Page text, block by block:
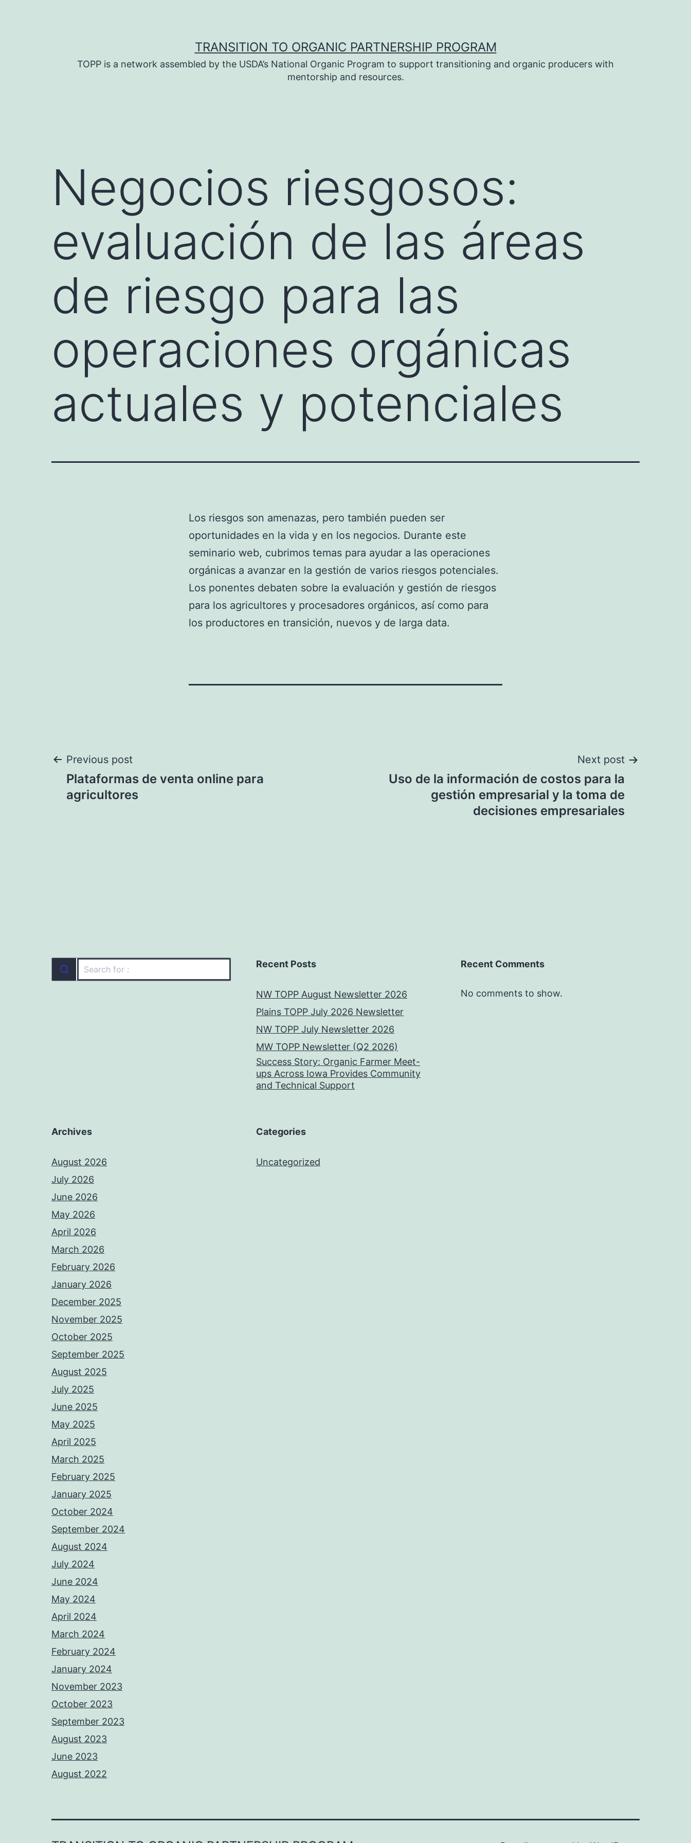
TRANSITION TO ORGANIC PARTNERSHIP PROGRAM
TOPP is a network assembled by the USDA’s National Organic Program to support transitioning and organic producers with
mentorship and resources.
Negocios riesgosos:
evaluación de las áreas
de riesgo para las
operaciones orgánicas
actuales y potenciales
Los riesgos son amenazas, pero también pueden ser
oportunidades en la vida y en los negocios. Durante este
seminario web, cubrimos temas para ayudar a las operaciones
orgánicas a avanzar en la gestión de varios riesgos potenciales.
Los ponentes debaten sobre la evaluación y gestión de riesgos
para los agricultores y procesadores orgánicos, así como para
los productores en transición, nuevos y de larga data.
Post
navigation
Previous post
Plataformas de venta online para
agricultores
Next post
Uso de la información de costos para la
gestión empresarial y la toma de
decisiones empresariales
Recent Posts
NW TOPP August Newsletter 2026
Plains TOPP July 2026 Newsletter
NW TOPP July Newsletter 2026
MW TOPP Newsletter (Q2 2026)
Success Story: Organic Farmer Meet-
ups Across Iowa Provides Community
and Technical Support
Recent Comments
No comments to show.
Archives
August 2026
July 2026
June 2026
May 2026
April 2026
March 2026
February 2026
January 2026
December 2025
November 2025
October 2025
September 2025
August 2025
July 2025
June 2025
May 2025
April 2025
March 2025
February 2025
January 2025
October 2024
September 2024
August 2024
July 2024
June 2024
May 2024
April 2024
March 2024
February 2024
January 2024
November 2023
October 2023
September 2023
August 2023
June 2023
August 2022
Categories
Uncategorized